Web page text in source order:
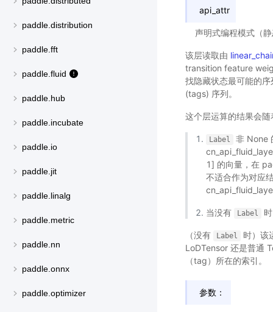
paddle.distribution
paddle.fft
paddle.fluid
paddle.hub
paddle.incubate
paddle.io
paddle.jit
paddle.linalg
paddle.metric
paddle.nn
paddle.onnx
paddle.optimizer
api_attr
声明式编程模式（
该层读取由
transition feature
找隐藏状态最可能的
(tags) 序列。
这个层运算的结果会
Label
非 None
1] 的向量，在
不适合作为对应
当没有 Label
（没有 Label
时）该
LoDTensor 还是普通
（tag）所在的索引。
参数：